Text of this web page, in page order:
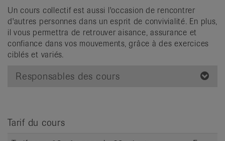
Un cours collectif est aussi l'occasion de rencontrer
d'autres personnes dans un esprit de convivialité. En plus,
il vous permettra de retrouver aisance, assurance et
confiance dans vos mouvements, grâce à des exercices
ciblés et variés.
Responsables des cours
Tarif du cours